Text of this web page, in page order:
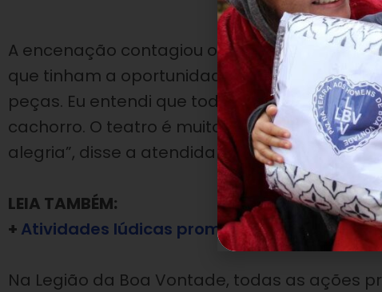
A encenação contagiou os atendidos. Para
que tinham a oportunidade de assistir.
peças. Eu entendi que todos os animais
cachorro. O teatro é muito bom porque faz
alegria”, disse a atendida Nathiele, 12 anos.
LEIA TAMBÉM:
+ Atividades lúdicas promovem socialização
Na Legião da Boa Vontade, todas as ações